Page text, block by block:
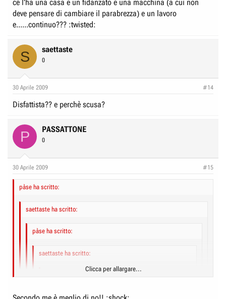
Non credo proprio di usufruire del mezzo pc se non
strettamente necessario..indi per cui fate i bbbravvvvi
Fa' la brava!!! BUONE FERIE!! :lol:
Clicca per allargare...
se sopravvivo a qualche serata rock n roll imbianco
Clicca per allargare...
Imbianchi perché sporchi o tanto per????
Imbianco per i primi aloni dei caloriferi alti..belli ma fanno gli aloni :evil:
e poi mi piace pensare alla mia casetta
ce l'ha una casa e un fidanzato e una macchina (a cui non
deve pensare di cambiare il parabrezza) e un lavoro
e......continuo??? :twisted:
S saettaste
0
30 Aprile 2009 #14
Disfattista?? e perchè scusa?
P PASSATTONE
0
30 Aprile 2009 #15
pàse ha scritto:
saettaste ha scritto:
pàse ha scritto:
saettaste ha scritto:
saettaste ha scritto:
Clicca per allargare...